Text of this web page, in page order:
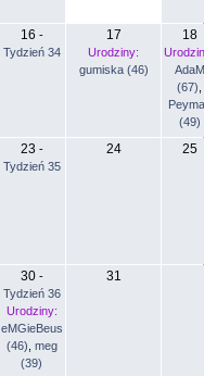
16 -
Tydzień 34
17
Urodziny:
gumiska (46)
18
AdaM
(67)
(49)
23 -
Tydzień 35
24 25
30-
Tydzień 36
Urodziny:
eMGieBeus
(46) meg
(39)
31